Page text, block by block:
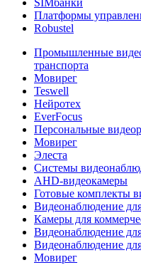
SIMбанки
Платформы
Robustel
Промышленные
транспорта
Мовирег
Teswell
Нейротех
EverFocus
Персональные
Мовирег
Элеста
Системы
AHD-видеокамеры
Готовые комплекты
Видеонаблюдение
Камеры для
Видеонаблюдение
Видеонаблюдение
Мовирег